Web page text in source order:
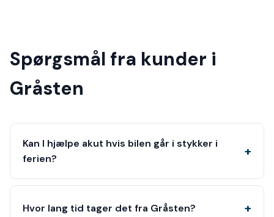
Spørgsmål fra kunder i
Gråsten
Kan I hjælpe akut hvis bilen går i stykker i
ferien?
Hvor lang tid tager det fra Gråsten?